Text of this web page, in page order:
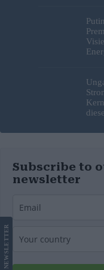
Subscribe to
newsletter
NEWS
LETTER